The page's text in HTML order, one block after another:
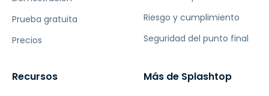
Prueba gratuita
Precios
Riesgo y cumplimiento
Seguridad del punto final
Recursos Más de Splashtop